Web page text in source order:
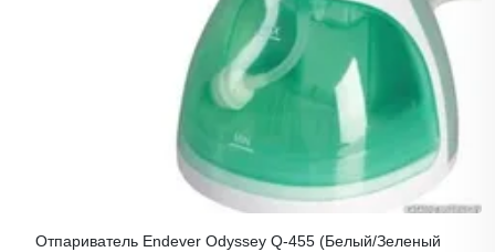
Отпариватель Endever Odyssey Q-455 (белый/зеленый